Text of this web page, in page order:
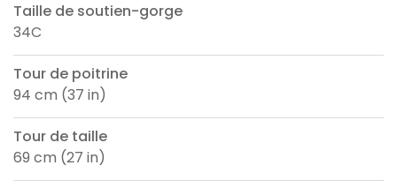
Taille de soutien-gorge
34C
Tour de poitrine
94 cm (37 in)
Tour de taille
69 cm (27 in)